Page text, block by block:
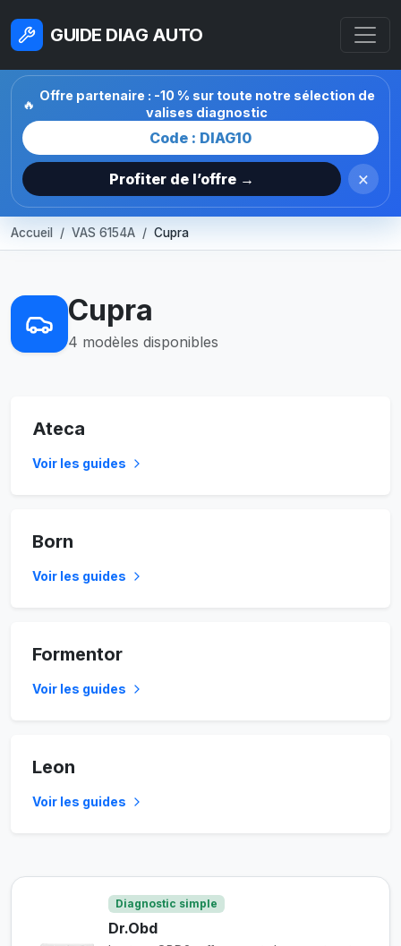
GUIDE DIAG AUTO
🔥
Offre partenaire : -10 % sur toute notre sélection de
valises diagnostic
Code : DIAG10
Profiter de l’offre → ×
Accueil VAS 6154A Cupra
Cupra
4 modèles disponibles
Ateca
Voir les guides
Born
Voir les guides
Formentor
Voir les guides
Leon
Voir les guides
Diagnostic simple
Dr.Obd